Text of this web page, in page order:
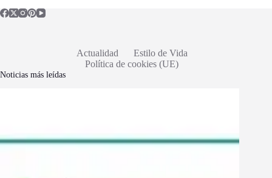
Actualidad
Estilo de Vida
Política de cookies (UE)
Noticias más leídas